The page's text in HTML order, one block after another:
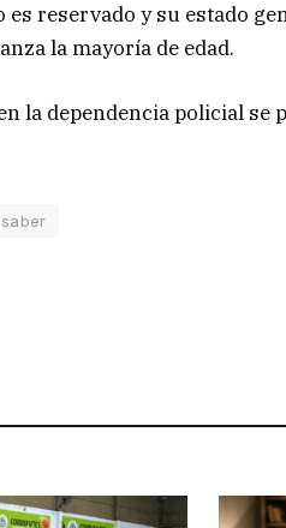
reservado y su estado
la mayoría de edad.
la dependencia policial